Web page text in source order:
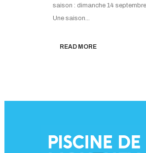
saison : dimanche 14
Une saison...
READ MORE